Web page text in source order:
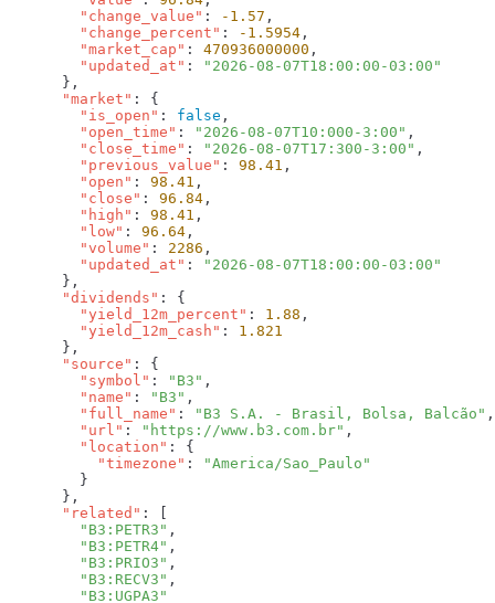
        "change_value"
: -1.57
        "change_percent"
: -1.5954
        "market_cap"
: 470936000000
        "updated_at"
:
      "market"
        "is_open"
: false
        "open_time"
: "2026-08-07T10:000-3:00"
        "close_time"
: "2026-08-07T17:300-3:00"
        "previous_value"
: 98.41
        "open"
: 98.41
        "close"
: 96.84
        "high"
: 98.41
        "low"
: 96.64
        "volume"
: 2286
        "updated_at"
:
      "dividends"
        "yield_12m_percent"
: 1.88
        "yield_12m_cash"
:
      "source"
        "symbol"
: "B3"
        "name"
: "B3"
        "full_name"
:
"B3 S.A. - Brasil, Bolsa, Balcão"
        "url"
: "https://www.b3.com.br"
        "location"
          "timezone"
:
      "related"
        "B3:PETR3"
        "B3:PETR4"
        "B3:PRIO3"
        "B3:RECV3"